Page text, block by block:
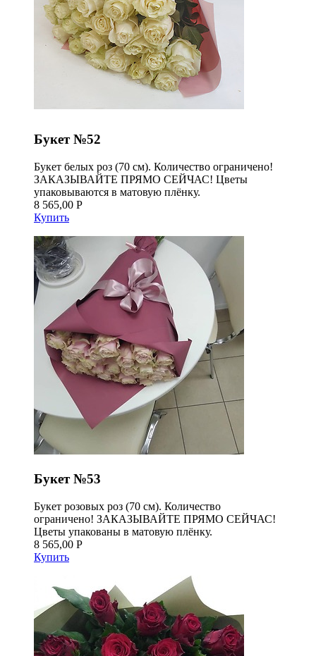
Букет №52
Букет белых роз (70 см). Количество ограничено!
ЗАКАЗЫВАЙТЕ ПРЯМО СЕЙЧАС! Цветы
упаковываются в матовую плёнку.
8 565,00 Р
Купить
Букет №53
Букет розовых роз (70 см). Количество
ограничено! ЗАКАЗЫВАЙТЕ ПРЯМО СЕЙЧАС!
Цветы упакованы в матовую плёнку.
8 565,00 Р
Купить